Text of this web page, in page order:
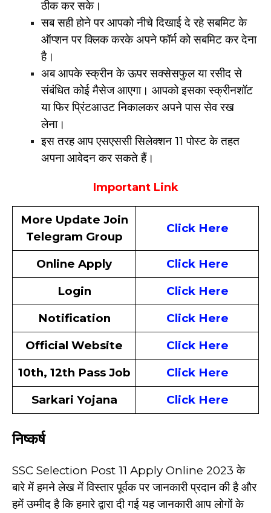
ठीक कर सके।
सब सही होने पर आपको नीचे दिखाई दे रहे सबमिट के
ऑप्शन पर क्लिक करके अपने फॉर्म को सबमिट कर देना
है।
अब आपके स्क्रीन के ऊपर सक्सेसफुल या रसीद से
संबंधित कोई मैसेज आएगा। आपको इसका स्क्रीनशॉट
या फिर प्रिंटआउट निकालकर अपने पास सेव रख
लेना।
इस तरह आप एसएससी सिलेक्शन 11 पोस्ट के तहत
अपना आवेदन कर सकते हैं।
Important Link
More Update Join
Telegram Group
Click Here
Online Apply
Click Here
Login
Click Here
Notification
Click Here
Official Website
Click Here
10th, 12th Pass Job
Click Here
Sarkari Yojana
Click Here
निष्कर्ष
SSC Selection Post 11 Apply Online 2023 के
बारे में हमने लेख में विस्तार पूर्वक पर जानकारी प्रदान की है और
हमें उम्मीद है कि हमारे द्वारा दी गई यह जानकारी आप लोगों के